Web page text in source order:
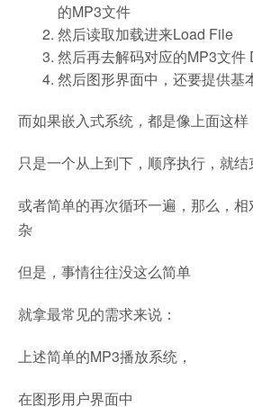
的MP3文件
然后读取加载进来Load File
然后再去解码对应的MP3文件
然后图形界面中，还要提供基
而如果嵌入式系统，都是像上面这样
只是一个从上到下，顺序执行，就结
或者简单的再次循环一遍，那么，
杂
但是，事情往往没这么简单
就拿最常见的需求来说：
上述简单的MP3播放系统，
在图形用户界面中